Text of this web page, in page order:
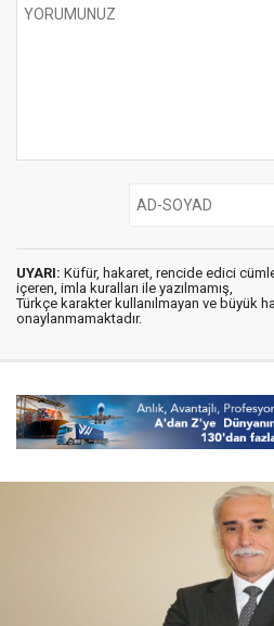
UYARI: Küfür, hakaret, rencide edici
içeren, imla kuralları ile yazılmamış,
Türkçe karakter kullanılmayan ve büyük
onaylanmamaktadır.